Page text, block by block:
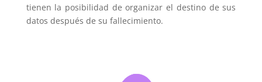
tienen la posibilidad de organizar el destino de sus
datos después de su fallecimiento.